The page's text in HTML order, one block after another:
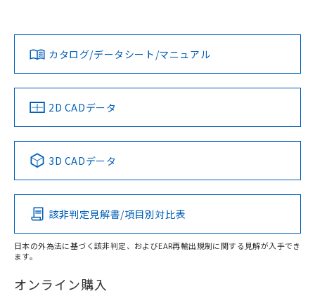
タイムチャート
以上、n: 40mm以上
検出領域
ダウンロードデータをご利用いただく前に、以下を必ずお読
みください。
ソフトウェアの使用条件
対応済み
中国 RoHS 注意事項・凡例
Pb Hg Cd Cr(VI)
O
在庫等で未対応品が混在する可能性があります。
LR型式承認
（イギリス
船舶規格）
DNV型式承認
（ノルウェー
BV型式承認
（フランス
KR型式
（韓国
No No No No
この製品の規格認証/適合状況ページへ
その他の認証はこちらのページからご検索ください
カタログ/データシート/マニュアル
2D CADデータ
3D CADデータ
該非判定見解書/項目別対比表
日本の外為法に基づく該非判定、およびEAR再輸出規制に関する見解が入手でき
ます。
オンライン購入